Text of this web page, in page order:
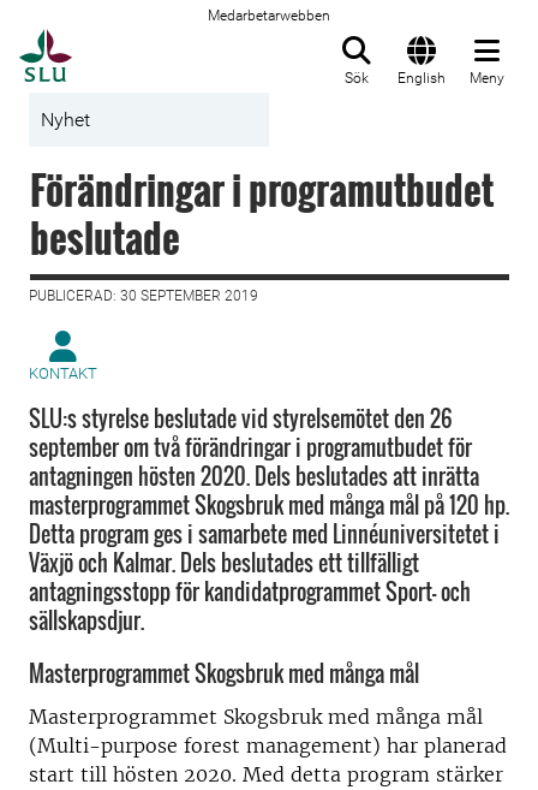
Medarbetarwebben
Sök English Meny
Nyhet
Förändringar i programutbudet
beslutade
PUBLICERAD: 30 SEPTEMBER 2019
KONTAKT
SLU:s styrelse beslutade vid styrelsemötet den 26
september om två förändringar i programutbudet för
antagningen hösten 2020. Dels beslutades att inrätta
masterprogrammet Skogsbruk med många mål på 120 hp.
Detta program ges i samarbete med Linnéuniversitetet i
Växjö och Kalmar. Dels beslutades ett tillfälligt
antagningsstopp för kandidatprogrammet Sport- och
sällskapsdjur.
Masterprogrammet Skogsbruk med många mål
Masterprogrammet Skogsbruk med många mål
(Multi-purpose forest management) har planerad
start till hösten 2020. Med detta program stärker